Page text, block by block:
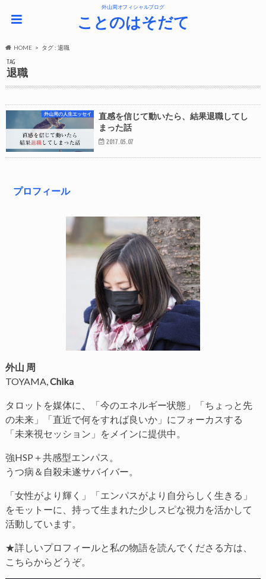
外山周オフィシャルブログ
ことのはそだて
HOME タグ : 退職
TAG
退職
外山周の人生エッセイ
直感を信じて動いたら、結果退職してし
まった話
2017.05.07
プロフィール
外山 周
TOYAMA,Chika
タロットを媒体に、「今のエネルギー状態」「ちょっと先
の未来」「直近で何をすれば良いか」にフォーカスする
「未来視セッション」をメインに提供中。
強HSP＋共感型エンパス。
うつ病＆自殺未遂サバイバー。
「女性がより輝く」「エンパスがより自分らしく生きる」
をモットーに、持って生まれた少しスピな視力を活かして
活動しています。
★詳しいプロフィールと私の物語を読んでくださる方は、
こちらからどうぞ。